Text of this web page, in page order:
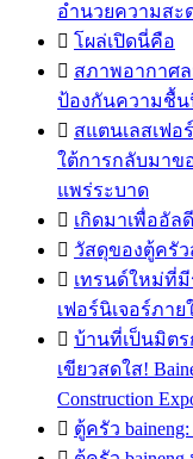
อำนวยความสะ
 โผล่เปิดนี่คือ
 สภาพอากาศ
ป้องกันความชื้น
 สแตนเลสเฟอ
ใต้การกลับมาข
แพร่ระบาด
 เกิดมาเพื่ออัล
 วัสดุของตู้ครั
 เทรนด์ใหม่ที่มี
เฟอร์นิเจอร์ภา
 บ้านที่เป็นมิต
เขียวสดใส!
Construction
 ตู้ครัว baineng: